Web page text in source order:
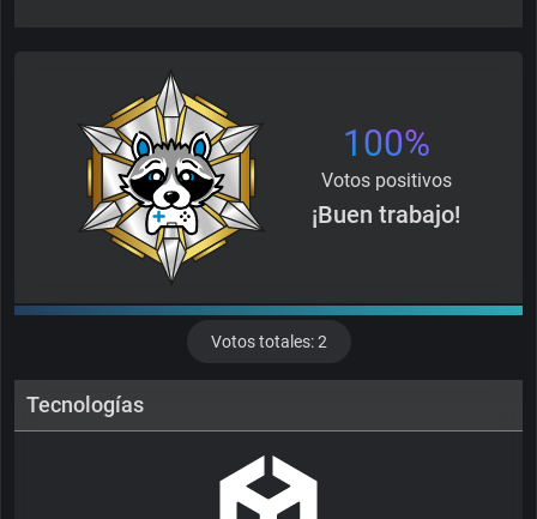
100%
Votos positivos
¡Buen trabajo!
Votos totales: 2
Tecnologías